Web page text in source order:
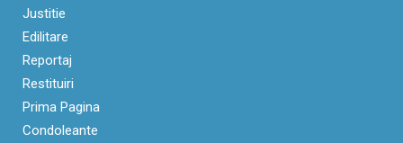
Justitie
Edilitare
Reportaj
Restituiri
Prima Pagina
Condoleante